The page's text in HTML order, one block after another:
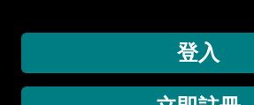
登入